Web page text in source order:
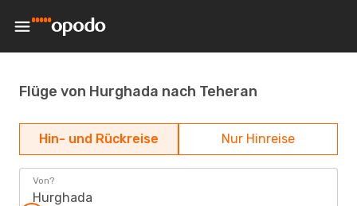
Flüge von Hurghada nach Teheran
Hin- und Rückreise Nur Hinreise
Von?
Hurghada